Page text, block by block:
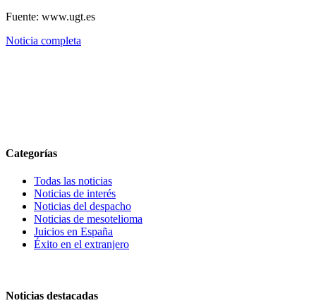
Fuente: www.ugt.es
Noticia completa
Categorías
Todas las noticias
Noticias de interés
Noticias del despacho
Noticias de mesotelioma
Juicios en España
Éxito en el extranjero
Noticias destacadas